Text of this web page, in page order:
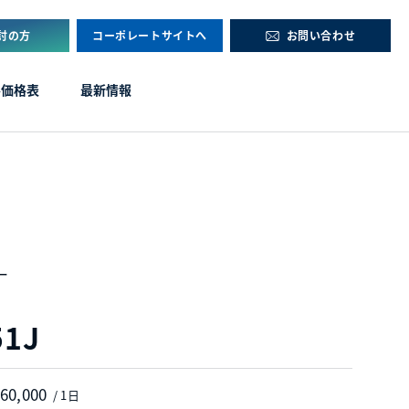
の方 コーポレートサイトへ お問い合わせ
格表 最新情報
/ 1日